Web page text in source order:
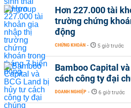
Hơn 227.000 tài
trường chứng
động
CHỨNG KHOÁN - 5 giờ trước
Bamboo Capital
cách công ty đại
DOANH NGHIỆP - 6 giờ trước